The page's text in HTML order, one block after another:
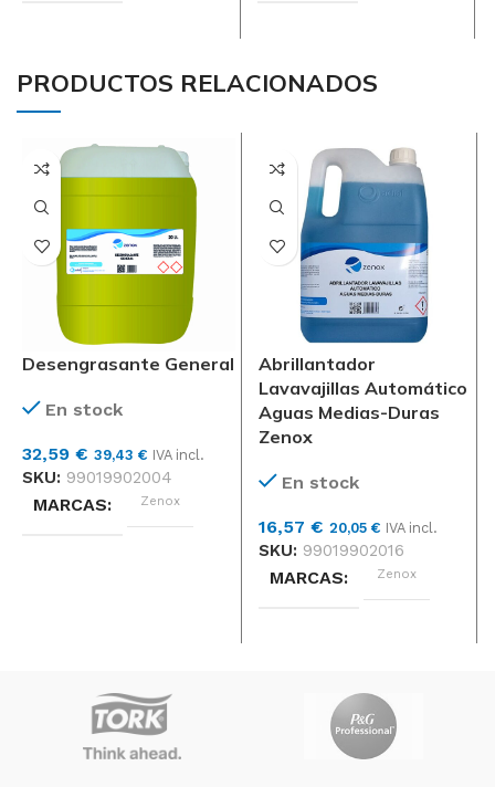
CLORADO, ENERGICO,
GENERAL, HORNOS Y
Unidad
CLORADO, ENERGICO,
FORMATO Unidad
PRODUCTOS RELACIONADOS
Desengrasante General
En stock
32,59 € 39,43 € IVA incl.
SKU: 99019902004
MARCAS Zenox
FORMATO Unidad
Abrillantador
Lavavajillas Automático
Aguas Medias-Duras
Zenox
En stock
16,57 € 20,05 € IVA incl.
SKU: 99019902016
MARCAS Zenox
BLANDAS, MEDIAS-DURAS
FORMATO